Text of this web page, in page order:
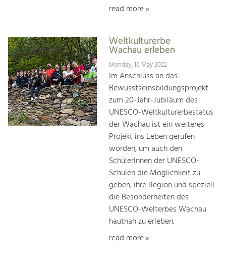
Increase in Regional Value Added.
read more »
Weltkulturerbe
Wachau erleben
Monday, 16 May 2022
Im Anschluss an das
Bewusstseinsbildungsprojekt
zum 20-Jahr-Jubiläum des
UNESCO-Weltkulturerbestatus
der Wachau ist ein weiteres
Projekt ins Leben gerufen
worden, um auch den
SchülerInnen der UNESCO-
Schulen die Möglichkeit zu
geben, ihre Region und speziell
die Besonderheiten des
UNESCO-Welterbes Wachau
hautnah zu erleben.
read more »